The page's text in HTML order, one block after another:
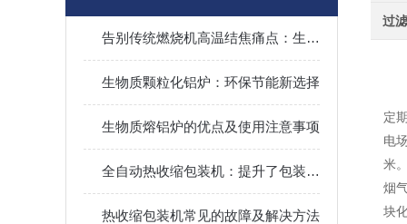
告别传统燃烧机高温结焦痛点：生物质水冷燃烧机如何实现长周期连续运行、降低维护成本
生物质颗粒化铝炉：环保节能新选择
生物质熔铝炉的优点及使用注意事项
全自动热收缩包装机：提升了包装效率和产品外观质量
热收缩包装机常见的故障及解决方法
过
定
电
米
烟
块